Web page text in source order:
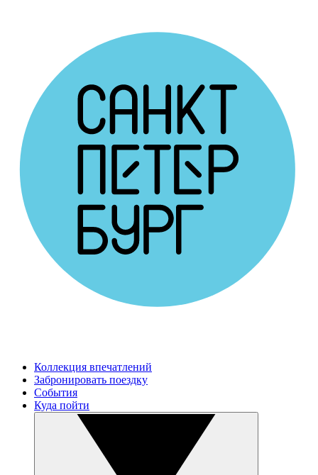
Коллекция впечатлений
Забронировать поездку
События
Куда пойти